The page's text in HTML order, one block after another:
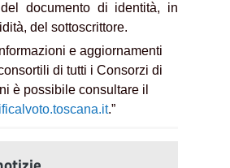
documento di identità, in
del sottoscrittore.
e aggiornamenti
di tutti i Consorzi di
è possibile consultare il
.”